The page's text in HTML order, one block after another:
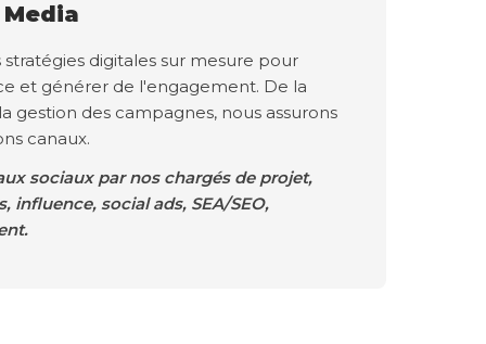
digitales sur mesure pour
et générer de l'engagement. De la
gestion des campagnes, nous assurons
canaux.
sociaux par nos chargés de projet,
influence, social ads, SEA/SEO,